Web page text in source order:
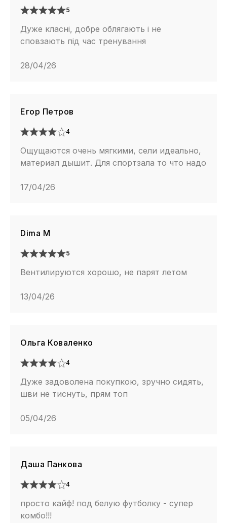
5
Дуже класні, добре облягають і не
сповзають під час тренування
28/04/26
Егор Петров
4
Ощущаются очень мягкими, сели идеально,
материал дышит. Для спортзала то что надо
17/04/26
Dima M
5
Вентилируются хорошо, не парят летом
13/04/26
Ольга Коваленко
4
Дуже задоволена покупкою, зручно сидять,
шви не тиснуть, прям топ
05/04/26
Даша Панкова
4
просто кайф! под белую футболку - супер
комбо!!!